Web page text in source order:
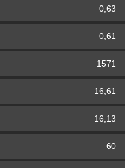
0,63
0,61
1571
16,61
16,13
60